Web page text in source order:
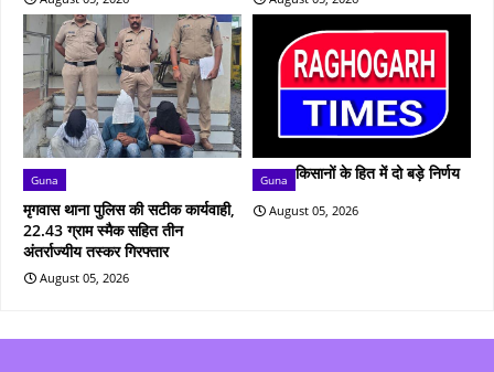
Guna
मृगवास थाना पुलिस की सटीक कार्यवाही,
22.43 ग्राम स्मैक सहित तीन
अंतर्राज्यीय तस्कर गिरफ्तार
August 05, 2026
Guna किसानों के हित में दो बड़े निर्णय
August 05, 2026